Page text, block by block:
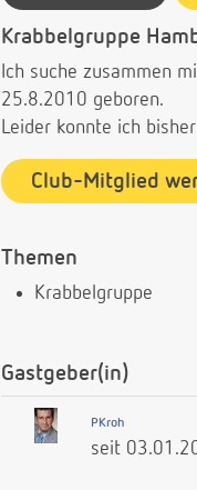
Krabbelgruppe
Ich suche zusammen
25.8.2010 geboren.
Leider konnte ich
Club-Mitglied
Themen
Krabbelgruppe
Gastgeber(in)
PKroh
seit